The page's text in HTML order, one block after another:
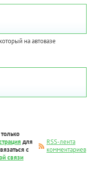
на автовазе
для
с
связи
RSS-лента
комментариев